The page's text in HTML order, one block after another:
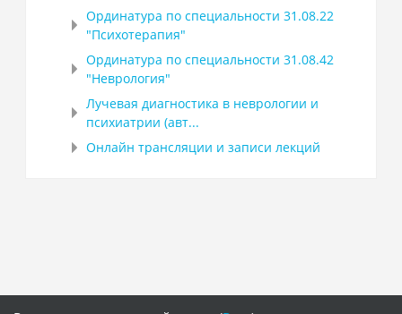
Ординатура по специальности 31.08.22
"Психотерапия"
Ординатура по специальности 31.08.42
"Неврология"
Лучевая диагностика в неврологии и
психиатрии (авт...
Онлайн трансляции и записи лекций